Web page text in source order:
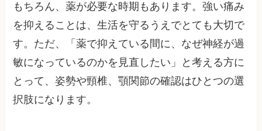
もちろん、薬が必要な時期もあります。強い痛み
を抑えることは、生活を守るうえでとても大切で
す。ただ、「薬で抑えている間に、なぜ神経が過
敏になっているのかを見直したい」と考える方に
とって、姿勢や頸椎、顎関節の確認はひとつの選
択肢になります。